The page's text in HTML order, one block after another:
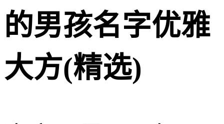
的男孩名字优雅
大方(精选)